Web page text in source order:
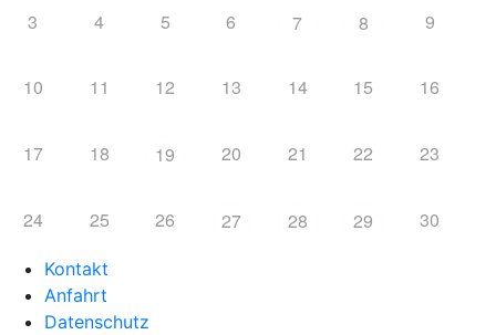
3 4 5 6 7 8 9
10 11 12 13 14 15 16
17 18 19 20 21 22 23
24 25 26 27 28 29 30
Kontakt
Anfahrt
Datenschutz